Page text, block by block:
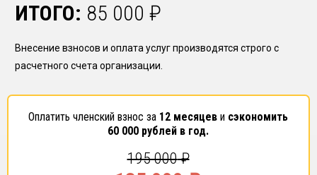
ИТОГО: 85 000 ₽
Внесение взносов и оплата услуг производятся строго с
расчетного счета организации.
Оплатить членский взнос за 12 месяцев и сэкономить
60 000 рублей в год.
195 000₽